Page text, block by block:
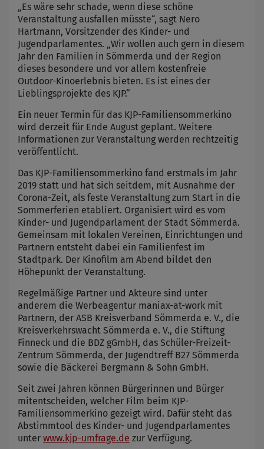
„Es wäre sehr schade, wenn diese schöne
Veranstaltung ausfallen müsste“, sagt Nero
Hartmann, Vorsitzender des Kinder- und
Jugendparlamentes. „Wir wollen auch gern in diesem
Jahr den Familien in Sömmerda und der Region
dieses besondere und vor allem kostenfreie
Outdoor-Kinoerlebnis bieten. Es ist eines der
Lieblingsprojekte des KJP.“
Ein neuer Termin für das KJP-Familiensommerkino
wird derzeit für Ende August geplant. Weitere
Informationen zur Veranstaltung werden rechtzeitig
veröffentlicht.
Das KJP-Familiensommerkino fand erstmals im Jahr
2019 statt und hat sich seitdem, mit Ausnahme der
Corona-Zeit, als feste Veranstaltung zum Start in die
Sommerferien etabliert. Organisiert wird es vom
Kinder- und Jugendparlament der Stadt Sömmerda.
Gemeinsam mit lokalen Vereinen, Einrichtungen und
Partnern entsteht dabei ein Familienfest im
Stadtpark. Der Kinofilm am Abend bildet den
Höhepunkt der Veranstaltung.
Regelmäßige Partner und Akteure sind unter
anderem die Werbeagentur maniax-at-work mit
Partnern, der ASB Kreisverband Sömmerda e. V., die
Kreisverkehrswacht Sömmerda e. V., die Stiftung
Finneck und die BDZ gGmbH, das Schüler-Freizeit-
Zentrum Sömmerda, der Jugendtreff B27 Sömmerda
sowie die Bäckerei Bergmann & Sohn GmbH.
Seit zwei Jahren können Bürgerinnen und Bürger
mitentscheiden, welcher Film beim KJP-
Familiensommerkino gezeigt wird. Dafür steht das
Abstimmtool des Kinder- und Jugendparlamentes
unter www.kjp-umfrage.de zur Verfügung.